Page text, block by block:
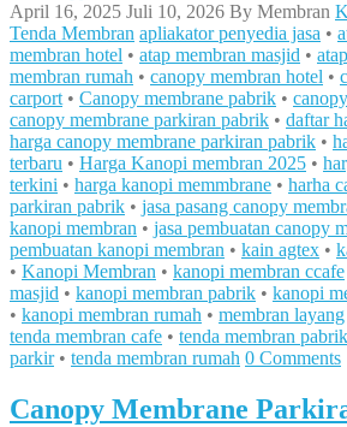
April 16, 2025 Juli 10, 2026 By Membran
Tenda Membran apliakator penyedia jasa •
membran hotel • atap membran masjid •
membran rumah • canopy membran hotel •
carport • Canopy membrane pabrik •
canopy membrane parkiran pabrik • daftar
harga canopy membrane parkiran pabrik •
terbaru • Harga Kanopi membran 2025 •
terkini • harga kanopi memmbrane • harha
parkiran pabrik • jasa pasang canopy
kanopi membran • jasa pembuatan canopy
pembuatan kanopi membran • kain agtex •
• Kanopi Membran • kanopi membran ccafe
masjid • kanopi membran pabrik • kanopi
• kanopi membran rumah • membran layang
tenda membran cafe • tenda membran pabrik
parkir• tenda membran rumah 0 Comments
Canopy Membrane